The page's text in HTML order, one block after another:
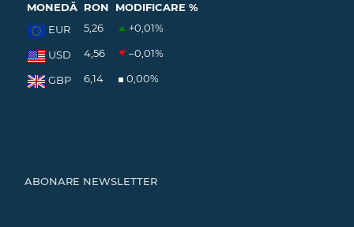
MONEDĂ RON
MODIFICARE %
EUR
5,26 +0,01%
USD 4,56 –0,01%
GBP 6,14 0,00%
ABONARE NEWSLETTER